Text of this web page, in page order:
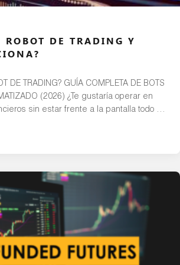
ROBOT DE TRADING Y
DE TRADING? GUÍA COMPLETA DE BOTS
(2026) ¿Te gustaría operar en
sin estar frente a la pantalla todo el
las herramientas más utilizadas en el